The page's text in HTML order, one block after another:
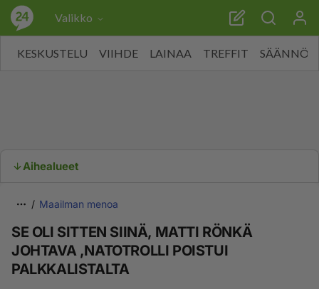
Valikko
KESKUSTELU VIIHDE LAINAA TREFFIT SÄÄNNÖT
Aihealueet
Maailman menoa
SE OLI SITTEN SIINÄ, MATTI RÖNKÄ
JOHTAVA ,NATOTROLLI POISTUI
PALKKALISTALTA